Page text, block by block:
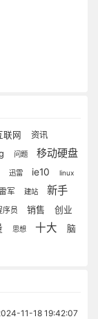
联网 资讯
问题 移动硬盘
迅雷 ie10 linux
雷军 建站
新手
序员 销售 创业
思想 十大
脑
11-18 19:42:07